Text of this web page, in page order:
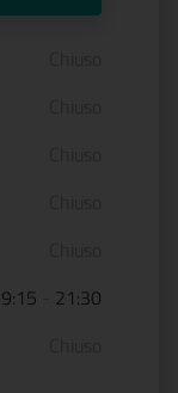
21:30